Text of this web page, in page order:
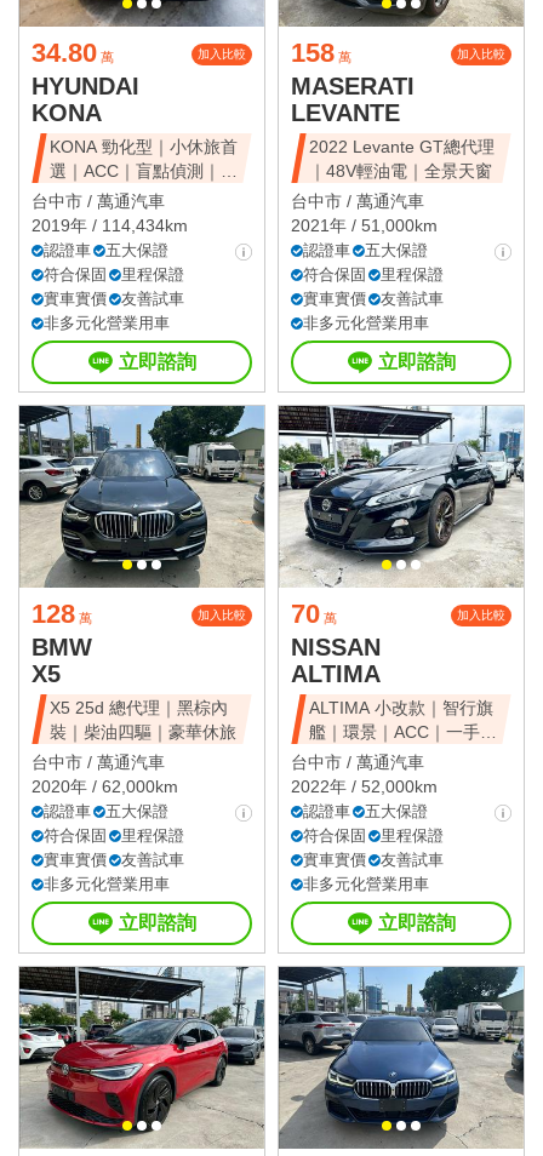
34.80 萬 加入比較
HYUNDAI
KONA
KONA 勁化型｜小休旅首
選｜ACC｜盲點偵測｜省
油好開
台中市 / 萬通汽車
2019年 / 114,434km
認證車
五大保證
符合保固
里程保證
實車實價
友善試車
非多元化營業用車
立即諮詢
158 萬 加入比較
MASERATI
LEVANTE
2022 Levante GT總代理
｜48V輕油電｜全景天窗
台中市 / 萬通汽車
2021年 / 51,000km
認證車
五大保證
符合保固
里程保證
實車實價
友善試車
非多元化營業用車
立即諮詢
128 萬 加入比較
BMW
X5
X5 25d 總代理｜黑棕內
裝｜柴油四驅｜豪華休旅
台中市 / 萬通汽車
2020年 / 62,000km
認證車
五大保證
符合保固
里程保證
實車實價
友善試車
非多元化營業用車
立即諮詢
70 萬 加入比較
NISSAN
ALTIMA
ALTIMA 小改款｜智行旗
艦｜環景｜ACC｜一手美
車
台中市 / 萬通汽車
2022年 / 52,000km
認證車
五大保證
符合保固
里程保證
實車實價
友善試車
非多元化營業用車
立即諮詢